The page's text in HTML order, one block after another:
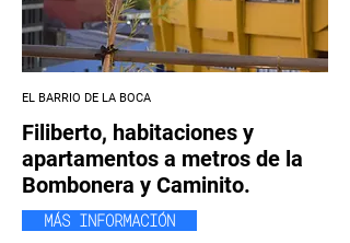
EL BARRIO DE LA BOCA
Filiberto, habitaciones y
apartamentos a metros de la
Bombonera y Caminito.
MÁS INFORMACIÓN